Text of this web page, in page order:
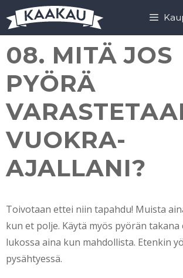
Siirry
sisältöön
Siirry
sisältöön
08. MITÄ JOS
PYÖRÄ
VUOKRA-
AJALLANI?
Toivotaan ettei niin tapahdu! Muista
kun et polje. Käytä myös pyörän takana
lukossa aina kun mahdollista. Etenkin
pysähtyessä.